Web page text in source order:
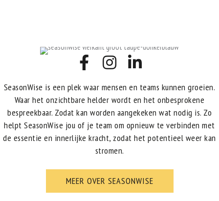
SeasonWise is een plek waar mensen en teams kunnen groeien.
Waar het onzichtbare helder wordt en het onbesprokene
bespreekbaar. Zodat kan worden aangekeken wat nodig is. Zo
helpt SeasonWise jou of je team om opnieuw te verbinden met
de essentie en innerlijke kracht, zodat het potentieel weer kan
stromen.
MEER OVER SEASONWISE